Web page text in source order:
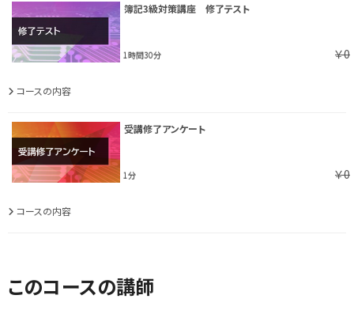
簿記3級対策講座 修了テスト
1時間30分 ￥0
コースの内容
受講修了アンケート
1分 ￥0
コースの内容
このコースの講師